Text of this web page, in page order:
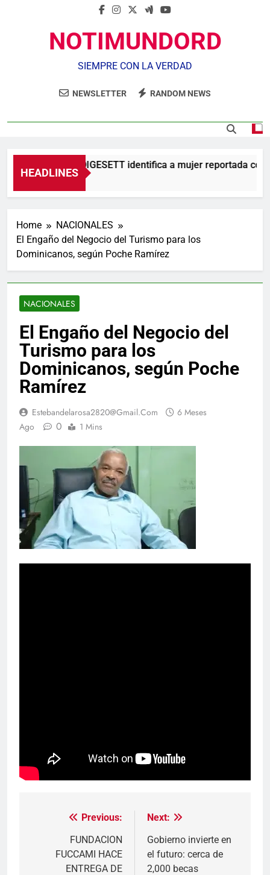
NOTIMUNDORD
SIEMPRE CON LA VERDAD
NEWSLETTER RANDOM NEWS
HEADLINES
Agente de la DIGESETT identifica a mujer reportada
5 Horas Ago
Home
NACIONALES
El Engaño del Negocio del Turismo para los
Dominicanos, según Poche Ramírez
NACIONALES
El Engaño del Negocio del
Turismo para los
Dominicanos, según Poche
Ramírez
Estebandelarosa2820@gmail.com
6 Meses
Ago
0 1 Mins
Navegación
entradas
Previous:
FUNDACION
FUCCAMI HACE
ENTREGA DE
Next:
Gobierno invierte en
el futuro: cerca de
2,000 becas